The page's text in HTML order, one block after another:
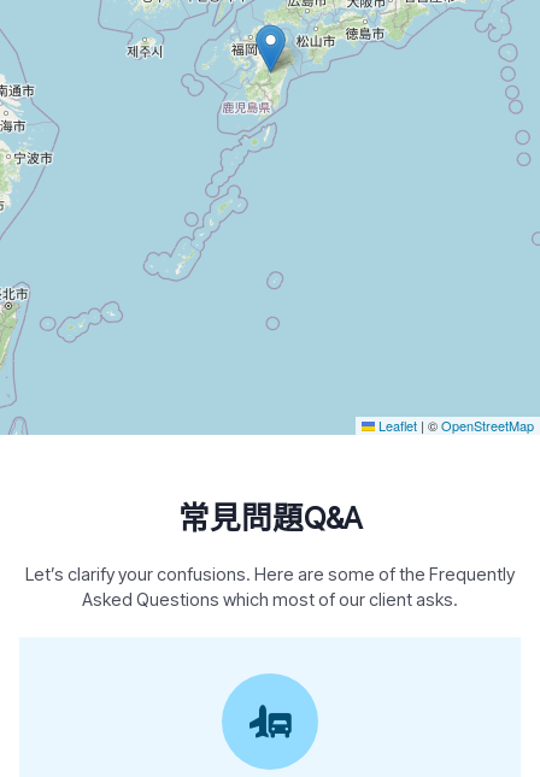
Leaflet | ©OpenStreetMap
常見問題Q&A
Let’s clarify your confusions. Here are some of the Frequently
Asked Questions which most of our client asks.